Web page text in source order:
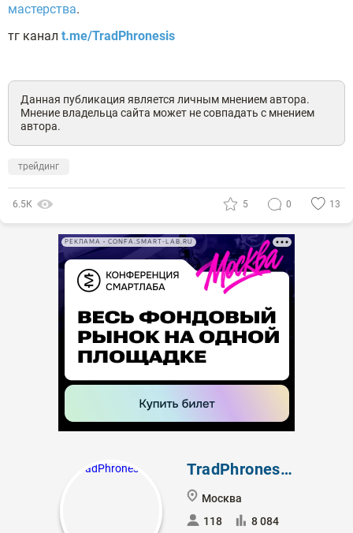
мастерства.
тг канал t.me/TradPhronesis
Данная публикация является личным мнением автора.
Мнение владельца сайта может не совпадать с мнением
автора.
трейдинг
6.5К 5 0 13
РЕКЛАМА • CONFA.SMART-LAB.RU
TradPhronesis
Москва
118
8 084